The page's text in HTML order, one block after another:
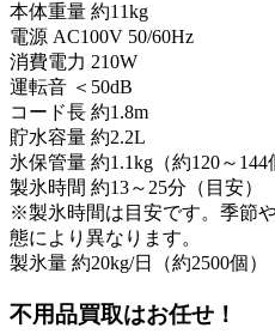
本体重量 約11kg
電源 AC100V 50/60Hz
消費電力 210W
運転音 ＜50dB
コード長 約1.8m
貯水容量 約2.2L
氷保管量 約1.1kg（約120～144
製氷時間 約13～25分（目安）
※製氷時間は目安です。季節
態により異なります。
製氷量 約20kg/日（約2500個）
不用品買取はお任せ！